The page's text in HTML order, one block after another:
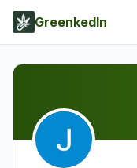
GreenkedIn